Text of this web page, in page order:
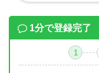
1分で登録完了
1